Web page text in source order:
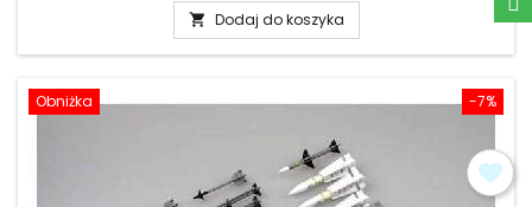
 Dodaj do koszyka
-7%
Obniżka